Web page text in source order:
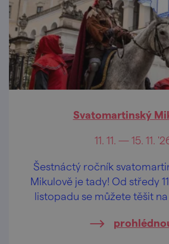
Svatomartinský
11. 11. — 15. 11.
Šestnáctý ročník
Mikulově je tady! Od středy
listopadu se můžete těšit na